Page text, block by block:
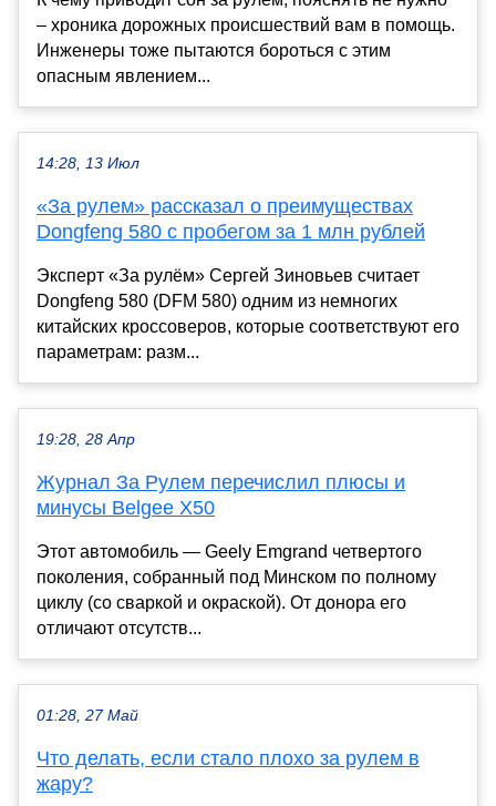
– хроника дорожных происшествий вам в помощь.
Инженеры тоже пытаются бороться с этим
опасным явлением...
14:28, 13 Июл
«За рулем» рассказал о преимуществах
Dongfeng 580 с пробегом за 1 млн рублей
Эксперт «За рулём» Сергей Зиновьев считает
Dongfeng 580 (DFM 580) одним из немногих
китайских кроссоверов, которые соответствуют его
параметрам: разм...
19:28, 28 Апр
Журнал За Рулем перечислил плюсы и
минусы Belgee X50
Этот автомобиль — Geely Emgrand четвертого
поколения, собранный под Минском по полному
циклу (со сваркой и окраской). От донора его
отличают отсутств...
01:28, 27 Май
Что делать, если стало плохо за рулем в
жару?